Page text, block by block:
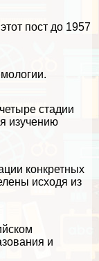
пост до 1957
стадии
изучению
конкретных
исходя из
и